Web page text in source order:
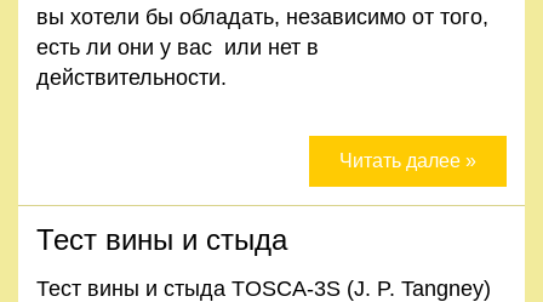
вы хотели бы обладать, независимо от того,
есть ли они у вас или нет в
действительности.
Читать далее »
Тест вины и стыда
Тест вины и стыда TOSCA‐3S (J. P. Tangney)